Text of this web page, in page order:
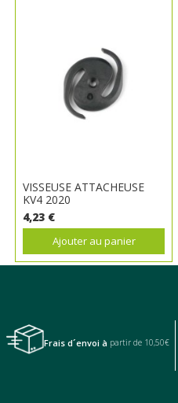
VISSEUSE ATTACHEUSE
KV4 2020
4,23 €
Ajouter au panier
Frais d´envoi à partir de 10,50€